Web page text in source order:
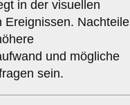
in der visuellen
Ereignissen. Nachteile
und mögliche
sein.